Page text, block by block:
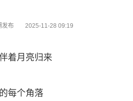
发布 2025-11-28 09:19
着月亮归来
每个角落